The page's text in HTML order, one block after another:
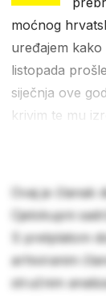
moćnog
uređajem
listopada
siječnja ove
krivim te mu
Ovaj je članak
Cjelokupni
S pretplatom
arhiviranim
stručnim